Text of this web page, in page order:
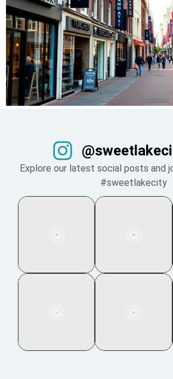
Explore our latest social posts and
#sweetlakecity